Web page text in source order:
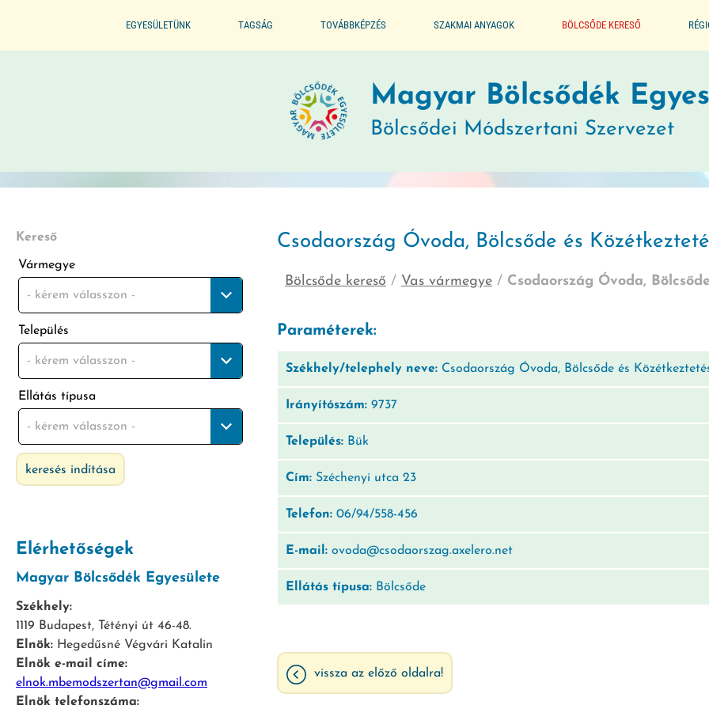
EGYESÜLETÜNK
ÜVEGZSEB
TAGSÁG
BELÉPÉS / KILÉPÉS
TOVÁBBKÉPZÉS SZAKMAI ANYAGOK
SEGÉDLET A BÖLCSŐDÉK
MÓDSZERTANI KIADVÁNYOK
GYERMEKVÉDELMI JELZŐRENDSZER
BÖLCSŐDE KERESŐ
Magyar Bölcsődék
Bölcsődei Módszertani Szervezet
Kereső
Vármegye
- kérem válasszon -
Település
- kérem válasszon -
Ellátás típusa
- kérem válasszon -
keresés indítása
Elérhetőségek
Magyar Bölcsődék Egyesülete
Székhely:
1119 Budapest, Tétényi út 46-48.
Elnök: Hegedűsné Végvári Katalin
Elnök e-mail címe:
elnok.mbemodszertan@gmail.com
Elnök telefonszáma:
Csodaország Óvoda, Bölcsőde és
Bölcsőde kereső / Vas vármegye / Csodaország Óvoda,
Paraméterek:
Székhely/telephely neve: Csodaország Óvoda, Bölcsőde és
Irányítószám: 9737
Település: Bük
Cím: Széchenyi utca 23
Telefon: 06/94/558-456
E-mail: ovoda@csodaorszag.axelero.net
Ellátás típusa: Bölcsőde
vissza az előző oldalra!